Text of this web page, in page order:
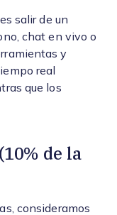
salir de un
chat en vivo o
y
real
que los
de la
consideramos